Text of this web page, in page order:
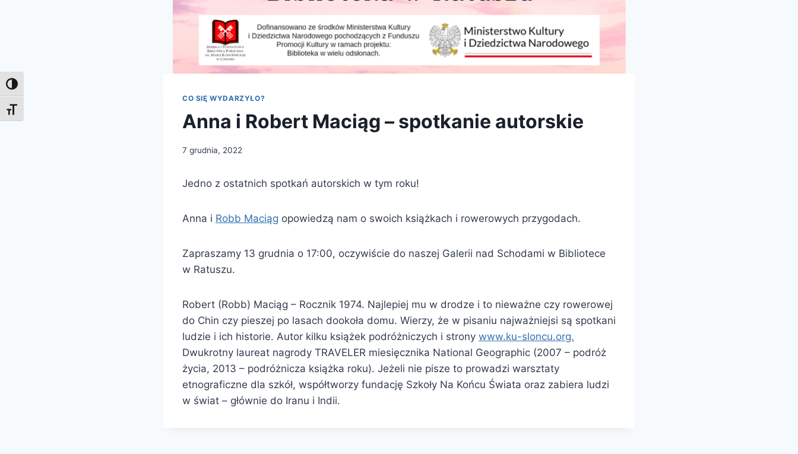
Toggle High Contrast
Toggle Font size
CO SIĘ WYDARZYŁO?
Anna i Robert Maciąg – spotkanie autorskie
7 grudnia, 2022
Jedno z ostatnich spotkań autorskich w tym roku!
Anna i Robb Maciąg opowiedzą nam o swoich książkach i rowerowych przygodach.
Zapraszamy 13 grudnia o 17:00, oczywiście do naszej Galerii nad Schodami w Bibliotece
w Ratuszu.
Robert (Robb) Maciąg – Rocznik 1974. Najlepiej mu w drodze i to nieważne czy rowerowej
do Chin czy pieszej po lasach dookoła domu. Wierzy, że w pisaniu najważniejsi są spotkani
ludzie i ich historie. Autor kilku książek podróżniczych i strony www.ku-sloncu.org.
Dwukrotny laureat nagrody TRAVELER miesięcznika National Geographic (2007 – podróż
życia, 2013 – podróżnicza książka roku). Jeżeli nie pisze to prowadzi warsztaty
etnograficzne dla szkół, współtworzy fundację Szkoły Na Końcu Świata oraz zabiera ludzi
w świat – głównie do Iranu i Indii.